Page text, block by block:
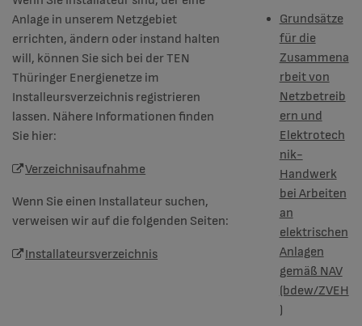
Anlage in unserem Netzgebiet
errichten, ändern oder instand halten
will, können Sie sich bei der TEN
Thüringer Energienetze im
Installeursverzeichnis registrieren
lassen. Nähere Informationen finden
Sie hier:
Verzeichnisaufnahme
Wenn Sie einen Installateur suchen,
verweisen wir auf die folgenden Seiten:
Installateursverzeichnis
Grundsätze
für die
Zusammena
rbeit von
Netzbetreib
ern und
Elektrotech
nik-
Handwerk
bei Arbeiten
an
elektrischen
Anlagen
gemäß NAV
(bdew/ZVEH
)